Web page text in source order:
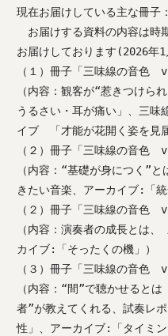
現在お届けしている主な冊子：
お届けする資料の内容は時
お届けしております(2026年1
（１）冊子「三味線の音色
（内容：観客が“惹きつけら
うるさい・耳が痛い」、三味
イブ 「才能が花開く姿を見
（２）冊子「三味線の音色
（内容：“基礎が身につく”
きたい音楽、アーカイブ:「統
（２）冊子「三味線の音色
（内容：演奏者の成長とは
カイブ:「そったくの機」）
（３）冊子「三味線の音色
（内容：“間”で聴かせると
者”が教えてくれる、試奏レ
性」、アーカイブ:「タイミン